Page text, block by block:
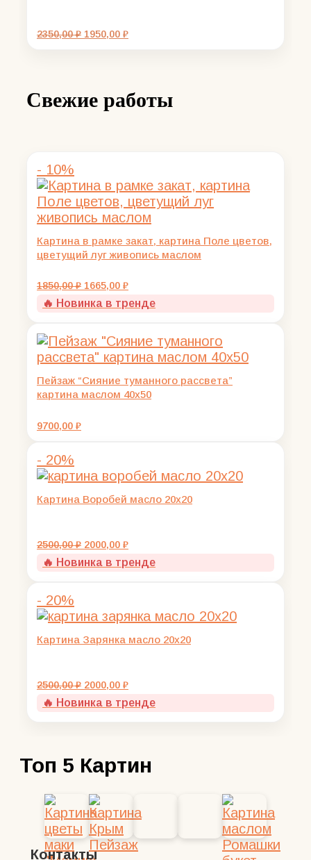
2350,00₽ Первоначальная
1950,00 ₽Текущая
Свежие работы
- 10%
Картина в рамке закат, картина Поле цветов,
цветущий луг живопись маслом
1850,00₽ Первоначальная
составляла
1665,00 ₽Текущая
1665,00 ₽.
🔥 Новинка в тренде
Пейзаж “Сияние туманного рассвета”
картина маслом 40х50
9700,00 ₽
- 20%
Картина Воробей масло 20х20
2500,00₽ Первоначальная
составляла
2000,00 ₽Текущая
2000,00 ₽.
🔥 Новинка в тренде
- 20%
Картина Зарянка масло 20х20
2500,00₽ Первоначальная
составляла
2000,00 ₽Текущая
2000,00 ₽.
🔥 Новинка в тренде
Топ 5 Картин
Контакты